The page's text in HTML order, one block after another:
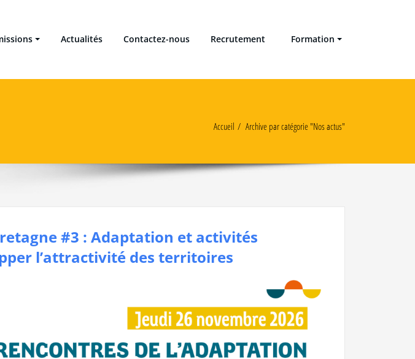
Actualités Contactez-nous Recrutement Formation
Accueil Archive par catégorie "Nos actus"
#3 : Adaptation et activités
l’attractivité des territoires